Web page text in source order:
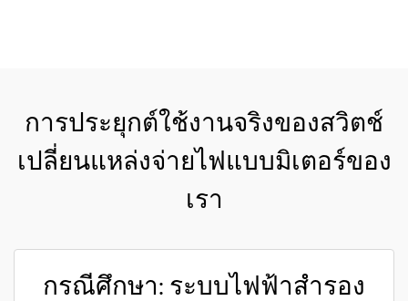
การประยุกต์ใช้งานจริงของสวิตช์
เปลี่ยนแหล่งจ่ายไฟแบบมิเตอร์ของ
เรา
กรณีศึกษา: ระบบไฟฟ้าสำรอง